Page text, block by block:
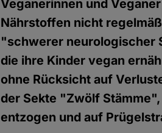
Veganerinnen und
Nährstoffen nicht
"schwerer neurologischer
die ihre Kinder vegan
ohne Rücksicht auf
der Sekte "Zwölf
entzogen und auf